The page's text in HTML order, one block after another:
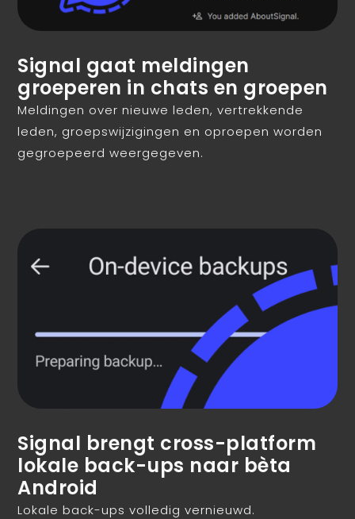
Signal gaat meldingen
groeperen in chats en groepen
Meldingen over nieuwe leden, vertrekkende
leden, groepswijzigingen en oproepen worden
gegroepeerd weergegeven.
Signal brengt cross-platform
lokale back-ups naar bèta
Android
Lokale back-ups volledig vernieuwd.